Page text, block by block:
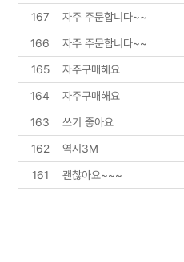
167 자주 주문합니다~~
166 자주 주문합니다~~
165 자주구매해요
164 자주구매해요
163 쓰기 좋아요
162 역시3M
161 괜찮아요~~~